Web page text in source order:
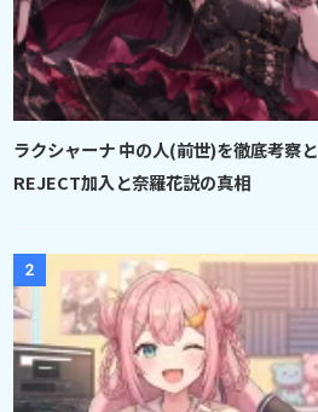
ラクシャーナ 中の人(前世)を徹底考察と
REJECT加入と奈羅花説の真相
2